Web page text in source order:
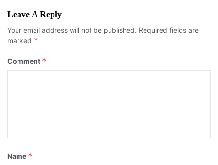
Leave A Reply
Your email address will not be published. Required fields are
marked *
Comment *
Name *